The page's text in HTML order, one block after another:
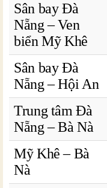
Sân bay Đà
Nẵng – Ven
biển Mỹ Khê
Sân bay Đà
Nẵng – Hội An
Trung tâm Đà
Nẵng – Bà Nà
Mỹ Khê – Bà
Nà